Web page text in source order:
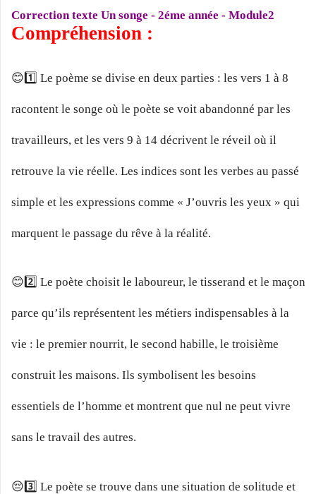
Correction texte Un songe - 2éme année - Module2
Compréhension :
😊1️⃣ Le poème se divise en deux parties : les vers 1 à 8
racontent le songe où le poète se voit abandonné par les
travailleurs, et les vers 9 à 14 décrivent le réveil où il
retrouve la vie réelle. Les indices sont les verbes au passé
simple et les expressions comme « J’ouvris les yeux » qui
marquent le passage du rêve à la réalité.
😊2️⃣ Le poète choisit le laboureur, le tisserand et le maçon
parce qu’ils représentent les métiers indispensables à la
vie : le premier nourrit, le second habille, le troisième
construit les maisons. Ils symbolisent les besoins
essentiels de l’homme et montrent que nul ne peut vivre
sans le travail des autres.
😔3️⃣ Le poète se trouve dans une situation de solitude et